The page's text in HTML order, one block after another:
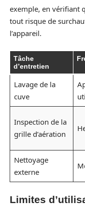
exemple, en vérifiant
tout risque de
l’appareil.
Tâche
d’entretien
Lavage de la
cuve
Inspection de la
grille d’aération
Nettoyage
externe
Limites